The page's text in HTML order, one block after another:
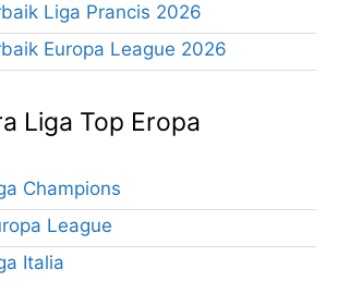
Liga Prancis 2026
Europa League 2026
Liga Top Eropa
Champions
League
Italia